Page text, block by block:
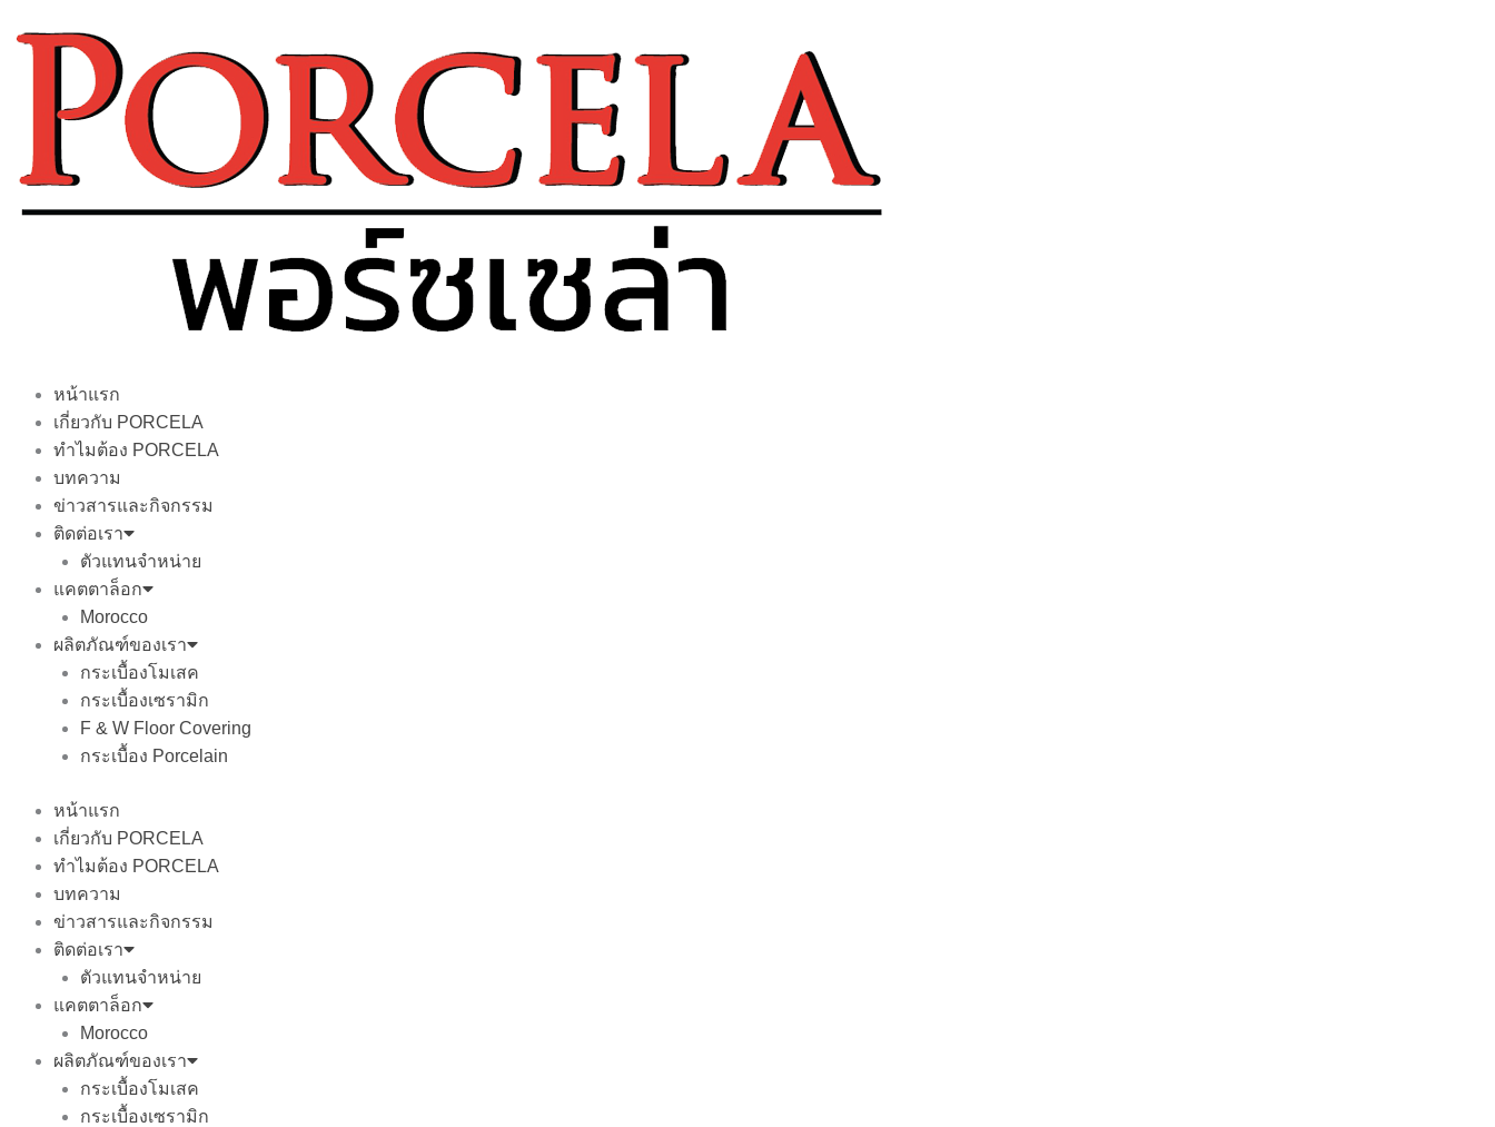
หน้าแรก
เกี่ยวกับ PORCELA
ทำไมต้อง PORCELA
บทความ
ข่าวสารและกิจกรรม
ติดต่อเรา
ตัวแทนจำหน่าย
แคตตาล็อก
Morocco
ผลิตภัณฑ์ของเรา
กระเบื้องโมเสค
กระเบื้องเซรามิก
F & W Floor Covering
กระเบื้อง Porcelain
หน้าแรก
เกี่ยวกับ PORCELA
ทำไมต้อง PORCELA
บทความ
ข่าวสารและกิจกรรม
ติดต่อเรา
ตัวแทนจำหน่าย
แคตตาล็อก
Morocco
ผลิตภัณฑ์ของเรา
กระเบื้องโมเสค
กระเบื้องเซรามิก